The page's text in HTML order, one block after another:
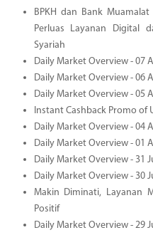
BPKH dan Bank
Perluas Layanan Digital
Syariah
Daily Market Overview - 07
Daily Market Overview - 06
Daily Market Overview - 05
Instant Cashback Promo of
Daily Market Overview - 04
Daily Market Overview - 01
Daily Market Overview - 31
Daily Market Overview - 30
Makin Diminati, Layanan
Positif
Daily Market Overview - 29